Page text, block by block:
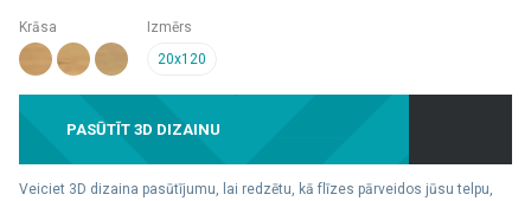
Krāsa
Izmērs
20x120
PASŪTĪT 3D DIZAINU
Veiciet 3D dizaina pasūtījumu, lai redzētu, kā flīzes pārveidos jūsu telpu,